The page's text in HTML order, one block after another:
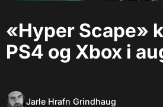
«Hyper Scape»
PS4 og Xbox i
Jarle Hrafn Grindhaug